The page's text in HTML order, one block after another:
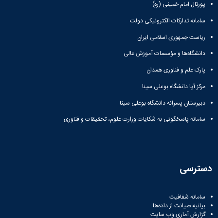
ها
نام
کسب
شده
کانونهای
فرهنگی
اجتماعی
معرفی
کارشناسان
لیست
های
فرم
ثبت
نام
افتخارات
ثبت
آنلاین
انتخابات
انجمن
های
علمی
دانشجویی
فرم
ثبت
نام
آنلاین
فرهنگی
جشن
مختلف
بایگانی
سال
1401
سال
1400
سال
سال
1398
پورتال امام خمینی (ره)
سامانه تدارکات الکترونیکی دولت
ریاست جمهوری اسلامی ایران
دانشگاه‌ها و مؤسسات آموزش عالی
پارک علم و فناوری همدان
مرکز آپا دانشگاه بوعلی سینا
دبیرستان پسرانه دانشگاه بوعلی سینا
سامانه پاسخگوئی به شکایات وزارت علوم، تحقیقات و فناوری
دسترسی
سامانه شفافیت
بیانیه صیانت از داده‌ها
گزارش آماری وب‌ سایت